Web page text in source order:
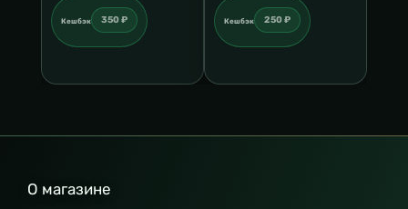
Кешбэк 350 ₽ Кешбэк 250 ₽
О магазине